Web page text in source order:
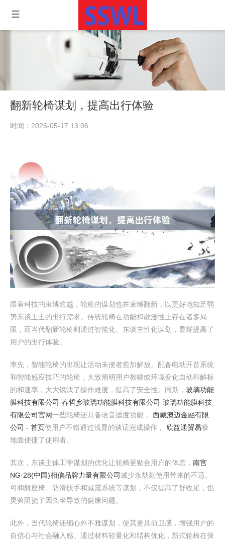
翻新轮椅谋划，提高出行体验
时间：2026-05-17 13:06
跟着科技的束缚逾越，轮椅的谋划也在束缚翻新，以更好地知足弱
势东谈主士的出行需求。传统轮椅在功能和散漫性上存在诸多局
限，而当代翻新轮椅则通过智能化、东谈主性化谋划，显耀提高了
用户的出行体验。
率先，智能轮椅的出现让活动未便者愈加解放。配备电动开首系统
和智能感应技巧的轮椅，大致阐明用户教唆或环境变化自动和解标
的和速率，大大镌汰了操作难度，提高了安全性。同期， 玻璃功能
膜科技有限公司-春哲乡玻璃功能膜科技有限公司-玻璃功能膜科技
有限公司官网一些轮椅还具备语音适度功能， 西藏澳迈金融有限
公司 - 首页使用户不错通过浅显的谈话完成操作， 欣益通贸易极
地面便捷了使用者。
其次，东谈主体工学谋划的优化让轮椅更贴合用户的体态， 南宫
NG·28(中国)相信品牌力量有限公司减少永劫刻使用带来的不适。
可和解座椅、防滑扶手和减震系统等谋划，不仅提高了舒收尾，也
灵验阻挠了因久坐导致的健康问题。
此外，当代轮椅还细心外不雅谋划，使其更具前卫感，增强用户的
自信心与社会融入感。通过材料轻量化和结构优化，新式轮椅在保